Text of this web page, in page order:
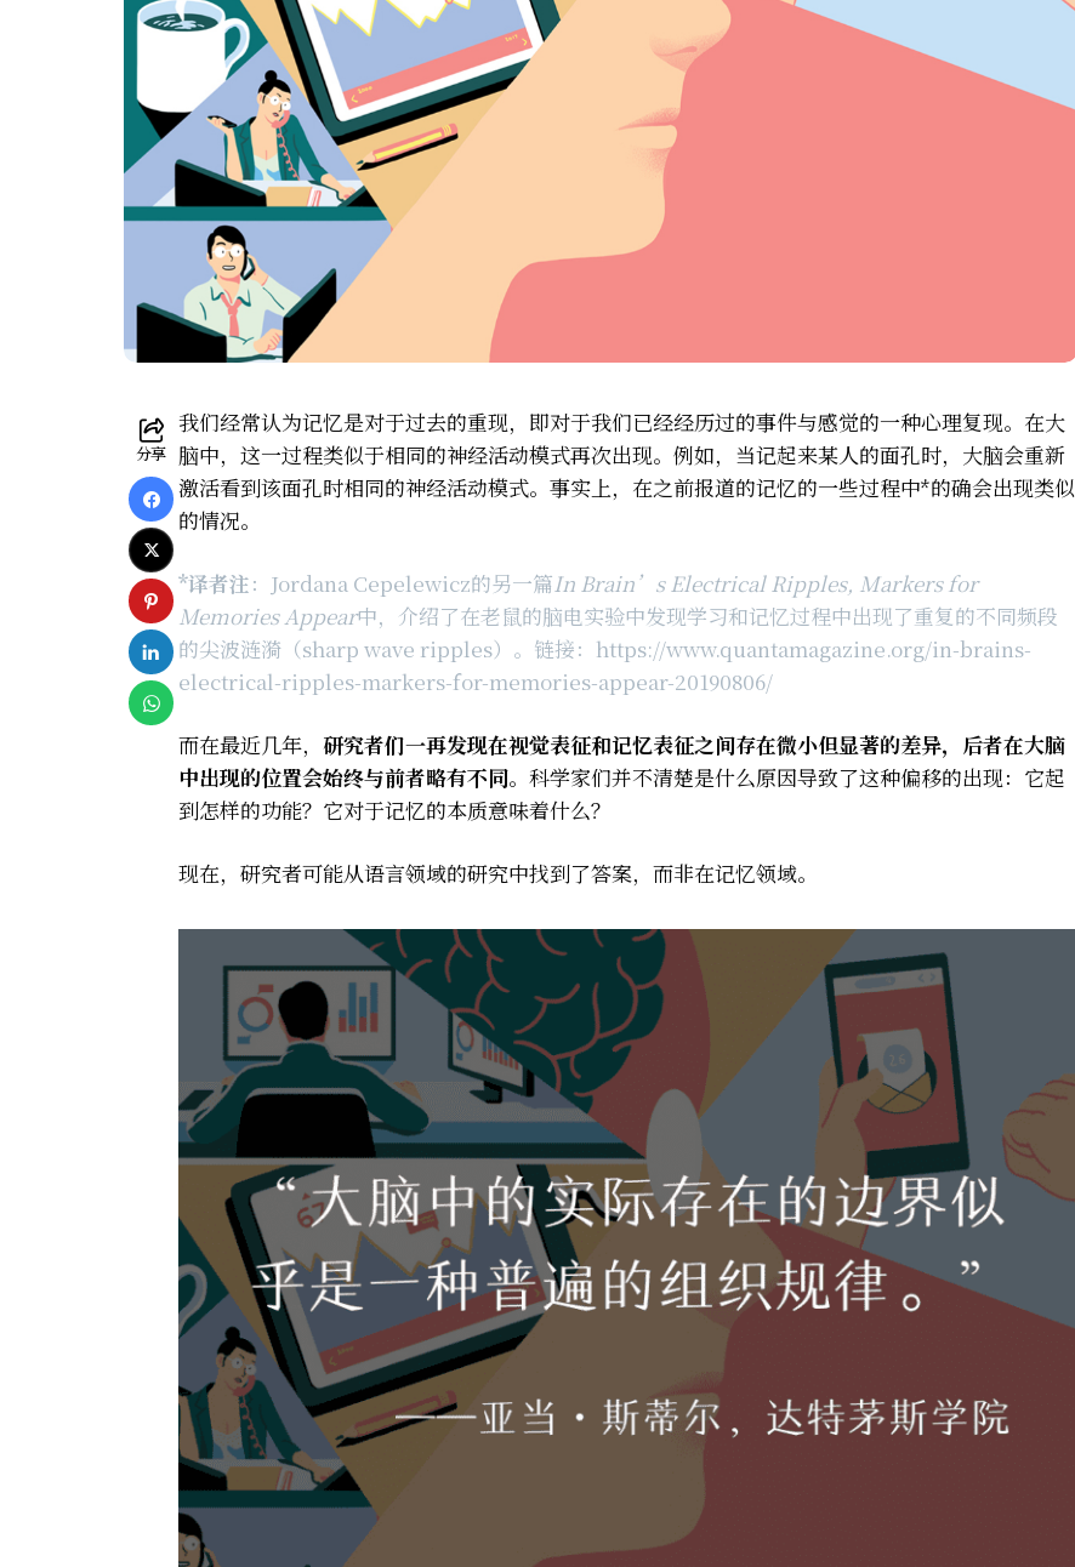
分享
我们经常认为记忆是对于过去的重现，即对于我们已经经历过的事件与感觉的一种心理复现。在大
脑中，这一过程类似于相同的神经活动模式再次出现。例如，当记起来某人的面孔时，大脑会重新
激活看到该面孔时相同的神经活动模式。事实上，在之前报道的记忆的一些过程中*的确会出现类似
的情况。
*译者注：Jordana Cepelewicz的另一篇In Brain’s Electrical Ripples, Markers for
Memories Appear中，介绍了在老鼠的脑电实验中发现学习和记忆过程中出现了重复的不同频段
的尖波涟漪（sharp wave ripples）。链接：https://www.quantamagazine.org/in-brains-
electrical-ripples-markers-for-memories-appear-20190806/
而在最近几年， 研究者们一再发现在视觉表征和记忆表征之间存在微小但显著的差异，后者在大脑
中出现的位置会始终与前者略有不同。科学家们并不清楚是什么原因导致了这种偏移的出现：它起
到怎样的功能？它对于记忆的本质意味着什么？
现在，研究者可能从语言领域的研究中找到了答案，而非在记忆领域。